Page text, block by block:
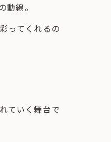
線。
ってくれるの
ていく舞台で